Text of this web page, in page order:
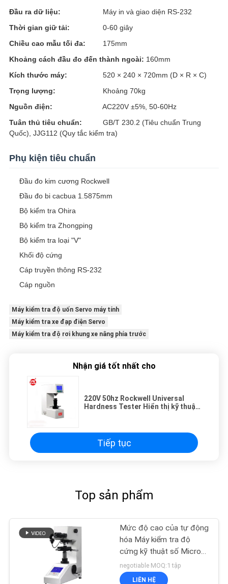
Đầu ra dữ liệu:
Máy in và giao diện RS-232
Thời gian giữ tải:
0-60 giây
Chiều cao mẫu tối đa:
175mm
Khoảng cách đầu đo đến thành ngoài: 160mm
Kích thước máy:
520 × 240 × 720mm (D × R × C)
Trọng lượng:
Khoảng 70kg
Nguồn điện:
AC220V ±5%, 50-60Hz
Tuân thủ tiêu chuẩn:
GB/T 230.2 (Tiêu chuẩn Trung
Quốc), JJG112 (Quy tắc kiểm tra)
Phụ kiện tiêu chuẩn
Đầu đo kim cương Rockwell
Đầu đo bi cacbua 1.5875mm
Bộ kiểm tra Ohira
Bộ kiểm tra Zhongping
Bộ kiểm tra loại "V"
Khối độ cứng
Cáp truyền thông RS-232
Cáp nguồn
Máy kiểm tra độ uốn Servo máy tính
Máy kiểm tra xe đạp điện Servo
Máy kiểm tra độ rơi khung xe nâng phía trước
Nhận giá tốt nhất cho
220V 50hz Rockwell Universal
Hardness Tester Hiển thị kỹ thuật
Tiếp tục
Top sản phẩm
Mức độ cao của tự động
hóa Máy kiểm tra độ
cứng kỹ thuật số Micro
Vickers
negotiable MOQ:1 tập
LIÊN HỆ